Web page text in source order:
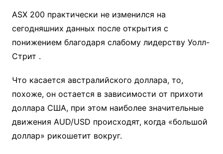
ASX 200 практически не изменился на
сегодняшних данных после открытия с
понижением благодаря слабому лидерству Уолл-
Стрит .
Что касается австралийского доллара, то,
похоже, он остается в зависимости от прихоти
доллара США, при этом наиболее значительные
движения AUD/USD происходят, когда «большой
доллар» рикошетит вокруг.